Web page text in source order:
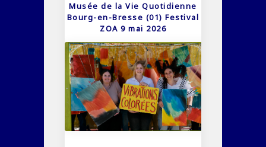
Musée de la Vie Quotidienne
Bourg-en-Bresse (01) Festival
ZOA 9 mai 2026